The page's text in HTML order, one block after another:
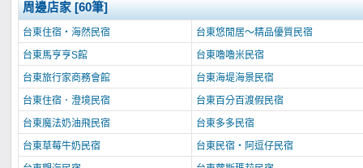
周邊店家 [60筆]
台東住宿‧海然民宿
台東悠閒居～精品優質民宿
台東馬亨亨S館
台東嚕嚕米民宿
台東旅行家商務會館
台東海堤海景民宿
台東住宿．澄境民宿
台東百分百渡假民宿
台東魔法奶油飛民宿
台東多多民宿
台東草莓牛奶民宿
台東民宿‧阿逗仔民宿